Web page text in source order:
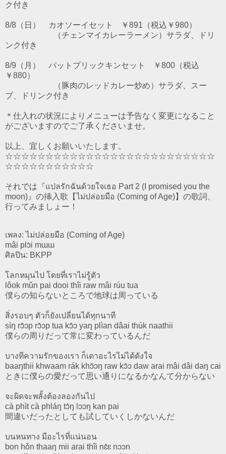
ク付き
8/8（日） カオソーイセット ￥891（税込￥980）
（チェンマイカレーラーメン）サラダ、ドリ
ンク付き
8/9（月） パットプリックキンセット ￥800（税込
￥880）
（豚肉のレッドカレー炒め）サラダ、スー
プ、ドリンク付き
＊仕入れの状況によりメニューは予告なく変更になること
がございますのでご了承くださいませ。
以上、宜しくお願いいたします。
☆☆☆☆☆☆☆☆☆☆☆☆☆☆☆☆☆☆☆☆☆☆☆☆☆☆
☆☆☆☆☆☆☆☆☆☆☆
それでは『แปลรักฉันด้วยใจเธอ Part 2 (I promised you the
moon)』の挿入歌【ไม่ปล่อยมือ (Coming of Age)】の歌詞、
行ってみましょー！
เพลง: ไม่ปล่อยมือ (Coming of Age)
mâi plɔ̀i mɯɯ
ศิลปิน: BKPP
โลกหมุนไป โดยที่เราไม่รู้ตัว
lôok mǔn pai dooi thîi raw mâi rúu tua
僕らの知らないところで地球は周っている
สิ่งรอบๆ ตัวก็ยังเปลี่ยนได้ทุกนาที
sìŋ rɔ̂ɔp rɔ̂ɔp tua kɔ̂ɔ yaŋ plìan dâai thúk naathii
僕らの周りだって常に変わっているんだ
บางทีความรักของเรา ก็เดาอะไรไม่ได้ดังใจ
baaŋthii khwaam rák khɔ̌ɔŋ raw kɔ̂ɔ daw arai mâi dâi daŋ cai
ときに僕らの愛だって思い通りになるかなんて分からない
จะผิดจะพลั้งต้องลองกันไป
cà phìt cà phláŋ tɔ̂ŋ lɔɔŋ kan pai
間違いだったとしても試していくしかないんだ
บนหนทาง มีอะไรที่แน่นอน
bon hǒn thaaŋ mii arai thîi nɛ̂ɛ nɔɔn